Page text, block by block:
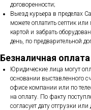
договоренности;
Выезд курьера в пределах
можете оплатить септик
картой и забрать
день, по предварительной
Безналичная
Юридические лица могут
основании выставленного
офисе компании или по
на оплату. По факту
согласует дату отгрузки